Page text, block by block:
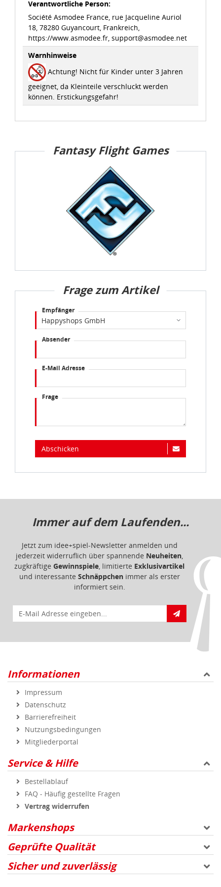
Verantwortliche Person:
Société Asmodee France, rue Jacqueline Auriol
18, 78280 Guyancourt, Frankreich,
https://www.asmodee.fr, support@asmodee.net
Warnhinweise
Achtung! Nicht für Kinder unter 3 Jahren
geeignet, da Kleinteile verschluckt werden
können. Erstickungsgefahr!
Fantasy Flight Games
Frage zum Artikel
Empfänger
Absender
E-Mail Adresse
Frage
Abschicken
Immer auf dem Laufenden...
Jetzt zum idee+spiel-Newsletter anmelden und
jederzeit widerruflich über spannende Neuheiten,
zugkräftige Gewinnspiele, limitierte Exklusivartikel
und interessante Schnäppchenimmer als erster
informiert sein.
E-Mail für Newsletteranmeldung
Informationen
Impressum
Datenschutz
Barrierefreiheit
Nutzungsbedingungen
Mitgliederportal
Service & Hilfe
Bestellablauf
FAQ - Häufig gestellte Fragen
Vertrag widerrufen
Markenshops
Geprüfte Qualität
Sicher und zuverlässig